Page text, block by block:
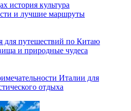
история культура
и лучшие маршруты
для путешествий по Китаю
и природные чудеса
Италии для
отдыха